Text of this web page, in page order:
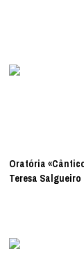
Oratória
Teresa Salgueiro